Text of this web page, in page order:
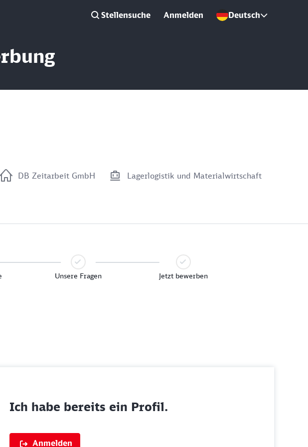
Stellensuche Anmelden Deutsch
DB Zeitarbeit GmbH Lagerlogistik und Materialwirtschaft
Unsere Fragen Jetzt bewerben
Ich habe bereits ein Profil.
Anmelden